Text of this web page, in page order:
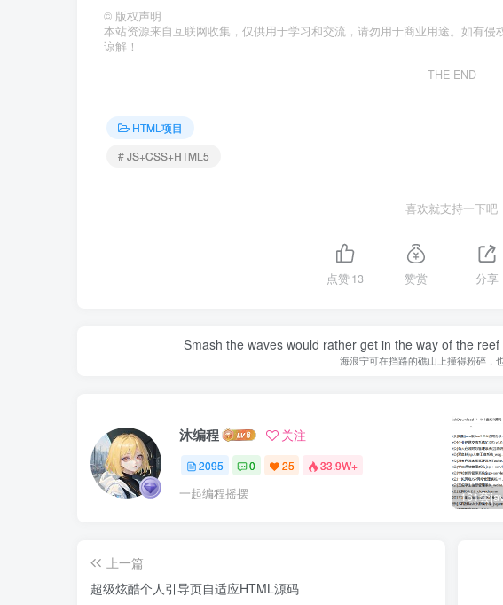
© 版权声明
本站资源来自互联网收集，仅供用于学习和交流，请勿用于商业用途。如有
谅解！
THE END
HTML项目
# JS+CSS+HTML5
喜欢就支持一下吧
点赞13 赞赏 分享
Smash the waves would rather get in the way of the
海浪宁可在挡路的礁山上撞得粉碎，
沐编程 关注
2095 0 25 33.9W+
一起编程摇摆
上一篇
超级炫酷个人引导页自适应HTML源码